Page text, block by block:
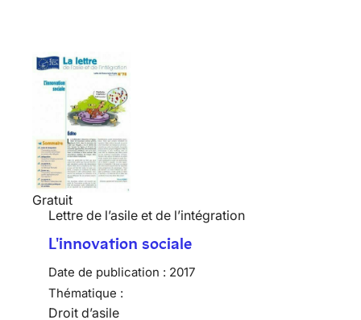
Gratuit
Lettre de l’asile et de l’intégration
L'innovation sociale
Date de publication : 2017
Thématique :
Droit d’asile